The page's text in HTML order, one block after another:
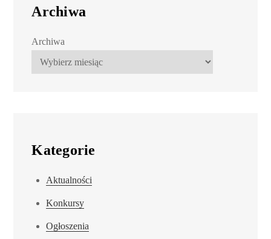
Archiwa
Archiwa
Kategorie
Aktualności
Konkursy
Ogłoszenia